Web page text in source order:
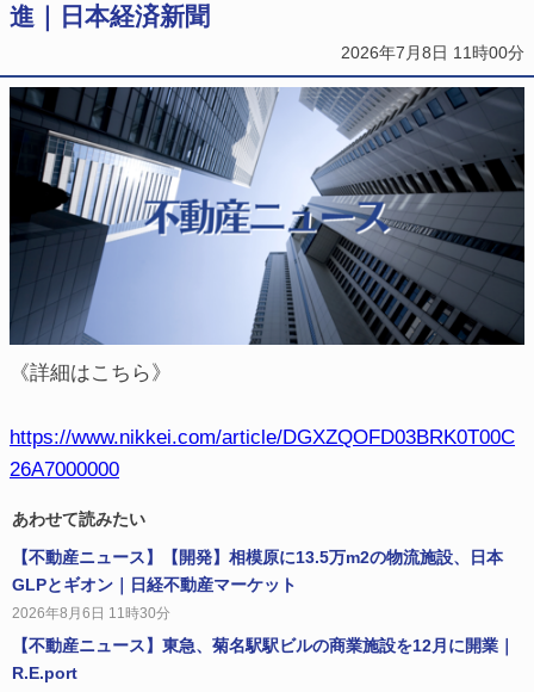
進｜日本経済新聞
2026年7月8日 11時00分
《詳細はこちら》
https://www.nikkei.com/article/DGXZQOFD03BRK0T00C
26A7000000
あわせて読みたい
【不動産ニュース】【開発】相模原に13.5万m2の物流施設、日本
GLPとギオン｜日経不動産マーケット
2026年8月6日 11時30分
【不動産ニュース】東急、菊名駅駅ビルの商業施設を12月に開業｜
R.E.port